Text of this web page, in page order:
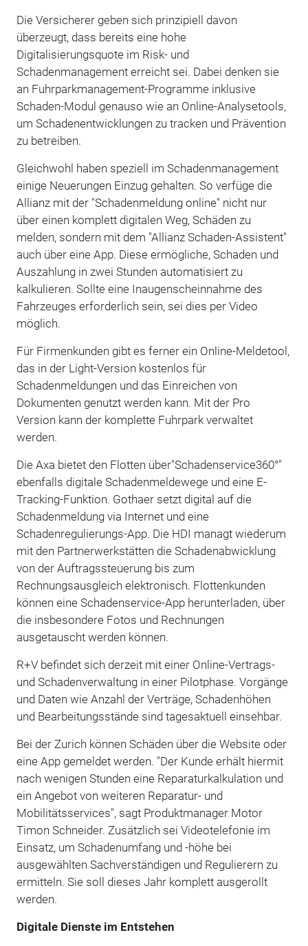
Die Versicherer geben sich prinzipiell davon
überzeugt, dass bereits eine hohe
Digitalisierungsquote im Risk- und
Schadenmanagement erreicht sei. Dabei denken sie
an Fuhrparkmanagement-Programme inklusive
Schaden-Modul genauso wie an Online-Analysetools,
um Schadenentwicklungen zu tracken und Prävention
zu betreiben.
Gleichwohl haben speziell im Schadenmanagement
einige Neuerungen Einzug gehalten. So verfüge die
Allianz mit der "Schadenmeldung online" nicht nur
über einen komplett digitalen Weg, Schäden zu
melden, sondern mit dem "Allianz Schaden-Assistent"
auch über eine App. Diese ermögliche, Schaden und
Auszahlung in zwei Stunden automatisiert zu
kalkulieren. Sollte eine Inaugenscheinnahme des
Fahrzeuges erforderlich sein, sei dies per Video
möglich.
Für Firmenkunden gibt es ferner ein Online-Meldetool,
das in der Light-Version kostenlos für
Schadenmeldungen und das Einreichen von
Dokumenten genutzt werden kann. Mit der Pro
Version kann der komplette Fuhrpark verwaltet
werden.
Die Axa bietet den Flotten über"Schadenservice360°"
ebenfalls digitale Schadenmeldewege und eine E-
Tracking-Funktion. Gothaer setzt digital auf die
Schadenmeldung via Internet und eine
Schadenregulierungs-App. Die HDI managt wiederum
mit den Partnerwerkstätten die Schadenabwicklung
von der Auftragssteuerung bis zum
Rechnungsausgleich elektronisch. Flottenkunden
können eine Schadenservice-App herunterladen, über
die insbesondere Fotos und Rechnungen
ausgetauscht werden können.
R+V befindet sich derzeit mit einer Online-Vertrags-
und Schadenverwaltung in einer Pilotphase. Vorgänge
und Daten wie Anzahl der Verträge, Schadenhöhen
und Bearbeitungsstände sind tagesaktuell einsehbar.
Bei der Zurich können Schäden über die Website oder
eine App gemeldet werden. "Der Kunde erhält hiermit
nach wenigen Stunden eine Reparaturkalkulation und
ein Angebot von weiteren Reparatur- und
Mobilitätsservices", sagt Produktmanager Motor
Timon Schneider. Zusätzlich sei Videotelefonie im
Einsatz, um Schadenumfang und -höhe bei
ausgewählten Sachverständigen und Regulierern zu
ermitteln. Sie soll dieses Jahr komplett ausgerollt
werden.
Digitale Dienste im Entstehen